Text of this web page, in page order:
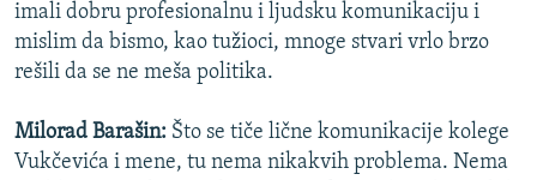
imali dobru profesionalnu i ljudsku komunikaciju i
mislim da bismo, kao tužioci, mnoge stvari vrlo brzo
rešili da se ne meša politika.
Milorad Barašin: Što se tiče lične komunikacije kolege
Vukčevića i mene, tu nema nikakvih problema. Nema